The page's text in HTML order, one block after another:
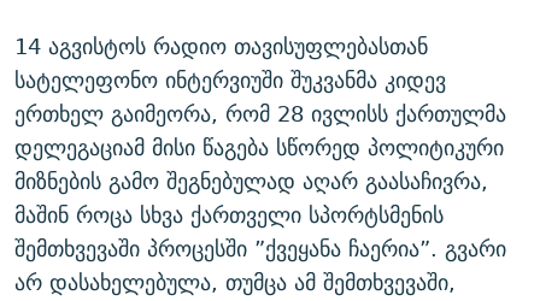
14 აგვისტოს რადიო თავისუფლებასთან
სატელეფონო ინტერვიუში შუკვანმა კიდევ
ერთხელ გაიმეორა, რომ 28 ივლისს ქართულმა
დელეგაციამ მისი წაგება სწორედ პოლიტიკური
მიზნების გამო შეგნებულად აღარ გაასაჩივრა,
მაშინ როცა სხვა ქართველი სპორტსმენის
შემთხვევაში პროცესში ”ქვეყანა ჩაერია”. გვარი
არ დასახელებულა, თუმცა ამ შემთხვევაში,